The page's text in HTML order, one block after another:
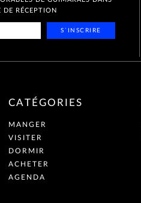
DE RÉCEPTION
S´INSCRIRE
CATÉGORIES
MANGER
VISITER
DORMIR
ACHETER
AGENDA